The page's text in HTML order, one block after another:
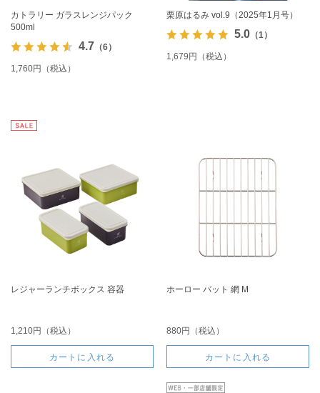
カトラリー ガラスレンジパック
500ml
4.7 （6）
1,760円（税込）
栗原はるみ vol.9（2025年1月号）
5.0（1）
1,679円（税込）
レジャーランチボックス 容器
1,210円（税込）
カートに入れる
ホーロー バット 網 M
880円（税込）
カートに入れる